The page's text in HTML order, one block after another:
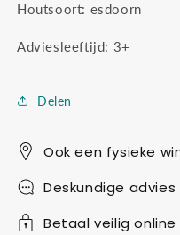
Houtsoort: esdoorn
Adviesleeftijd: 3+
Delen
Ook een fysieke
Deskundige advies
Betaal veilig online